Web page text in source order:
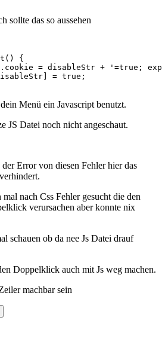
sollte das so aussehen
Menü ein Javascript benutzt.
JS Datei noch nicht angeschaut.
Error von diesen Fehler hier das
nach Css Fehler gesucht die den
verursachen aber konnte nix
schauen ob da nee Js Datei drauf
Doppelklick auch mit Js weg machen.
machbar sein